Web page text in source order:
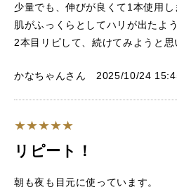
少量でも、伸びが良くて1本使用し
肌がふっくらとしてハリが出たよ
2本目リピして、続けてみようと思
かなちゃんさん 2025/10/24
リピート！
朝も夜も目元に使っています。